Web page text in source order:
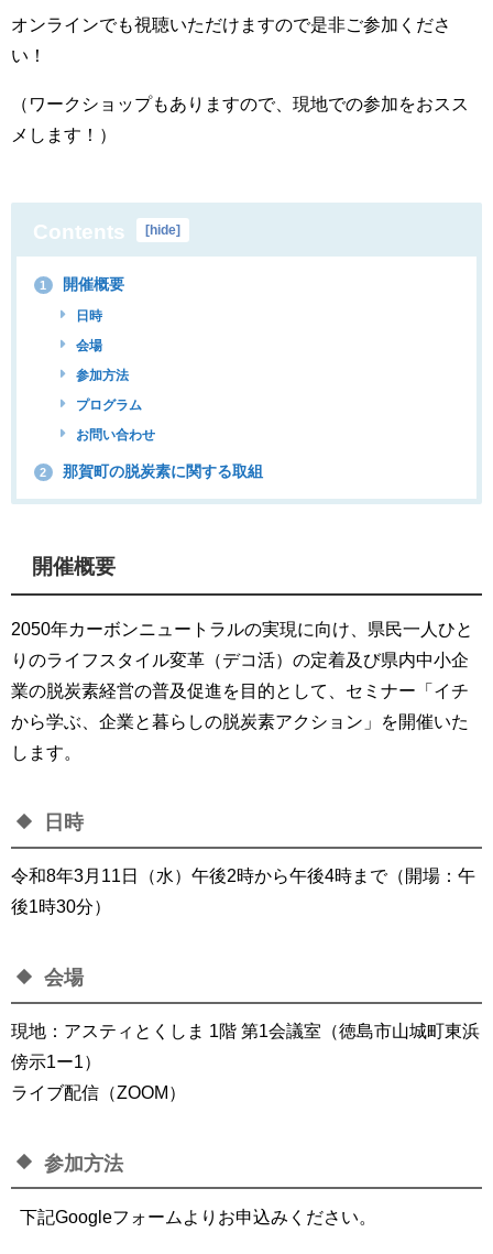
オンラインでも視聴いただけますので是非ご参加くださ
い！
（ワークショップもありますので、現地での参加をおスス
メします！）
Contents [hide]
1 開催概要
日時
会場
参加方法
プログラム
お問い合わせ
2 那賀町の脱炭素に関する取組
開催概要
2050年カーボンニュートラルの実現に向け、県民一人ひと
りのライフスタイル変革（デコ活）の定着及び県内中小企
業の脱炭素経営の普及促進を目的として、セミナー「イチ
から学ぶ、企業と暮らしの脱炭素アクション」を開催いた
します。
日時
令和8年3月11日（水）午後2時から午後4時まで（開場：午
後1時30分）
会場
現地：アスティとくしま 1階 第1会議室（徳島市山城町東浜
傍示1ー1）
ライブ配信（ZOOM）
参加方法
下記Googleフォームよりお申込みください。